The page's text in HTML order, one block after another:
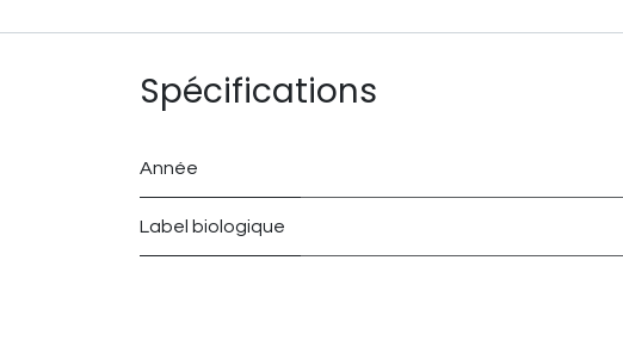
Spécifications
Année
Label biologique